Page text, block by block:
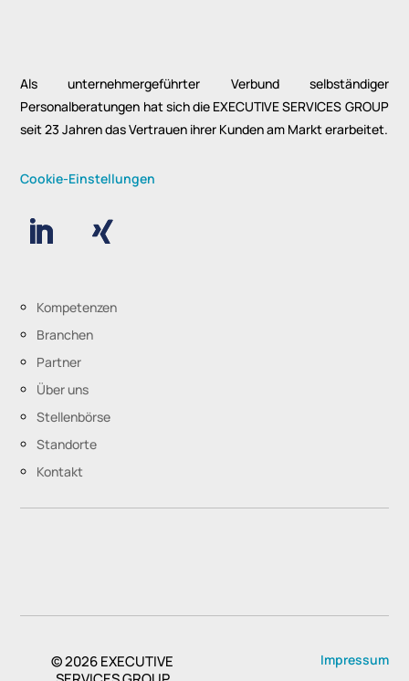
Als unternehmergeführter Verbund selbständiger
Personalberatungen hat sich die EXECUTIVE SERVICES GROUP
seit 23 Jahren das Vertrauen ihrer Kunden am Markt erarbeitet.
Cookie-Einstellungen
Kompetenzen
Branchen
Partner
Über uns
Stellenbörse
Standorte
Kontakt
© 2026EXECUTIVE
Impressum